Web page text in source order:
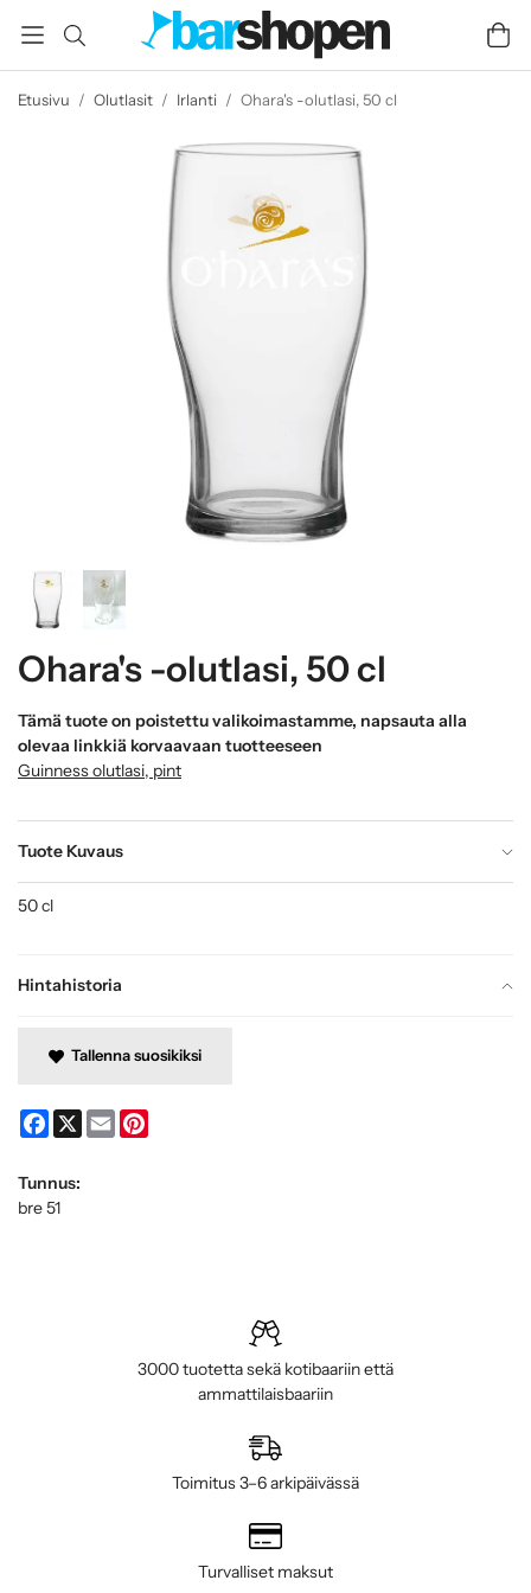
Etusivu / Olutlasit / Irlanti / Ohara's -olutlasi, 50 cl
Ohara's -olutlasi, 50 cl
Tämä tuote on poistettu valikoimastamme, napsauta alla
olevaa linkkiä korvaavaan tuotteeseen
Guinness olutlasi, pint
Tuote Kuvaus
Hintahistoria
50 cl
Tallenna suosikiksi
Facebook
X Email
Tunnus:
bre 51
3000 tuotetta sekä kotibaariin että
ammattilaisbaariin
Toimitus 3–6 arkipäivässä
Turvalliset maksut